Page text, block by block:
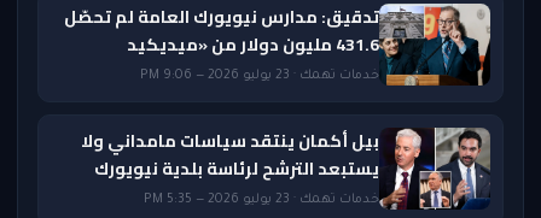
تدقيق: مدارس نيويورك العامة لم تحصّل
431.6 مليون دولار من «ميديكيد
خدمات تهمك · 23 يوليو 2026 — 9:06 PM
بيل أكمان ينتقد سياسات مامداني ولا
يستبعد الترشح لرئاسة بلدية نيويورك
خدمات تهمك · 23 يوليو 2026 — 5:35 PM